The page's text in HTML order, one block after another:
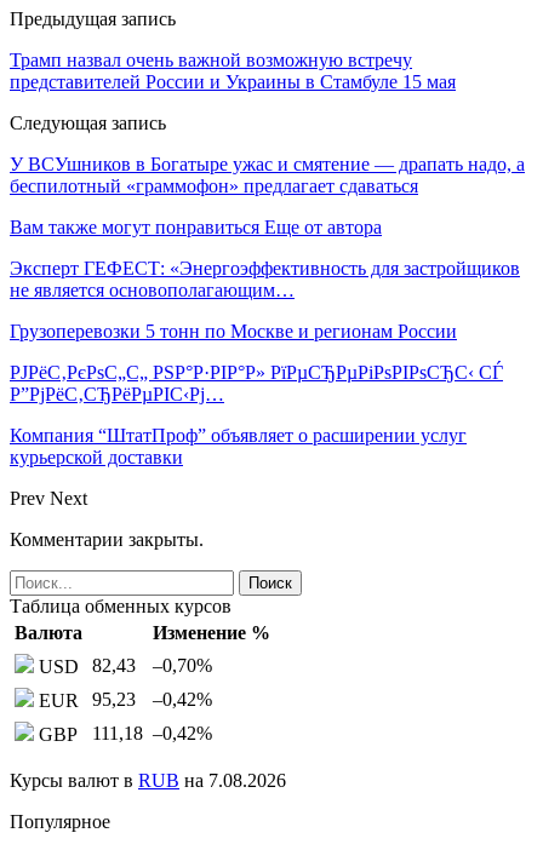
Предыдущая запись
Трамп назвал очень важной возможную встречу
представителей России и Украины в Стамбуле 15 мая
Следующая запись
У ВСУшников в Богатыре ужас и смятение — драпать надо, а
беспилотный «граммофон» предлагает сдаваться
Вам также могут понравиться Еще от автора
Эксперт ГЕФЕСТ: «Энергоэффективность для застройщиков
не является основополагающим…
Грузоперевозки 5 тонн по Москве и регионам России
РЈРёС‚РєРѕС„С„ РЅР°Р·РІР°Р» РїРµСЂРµРіРѕРІРѕСЂС‹ СЃ
Р”РјРёС‚СЂРёРµРІС‹Рј…
Компания “ШтатПроф” объявляет о расширении услуг
курьерской доставки
Prev Next
Комментарии закрыты.
Таблица обменных курсов
Валюта
Изменение %
USD
82,43 –0,70%
EUR
95,23 –0,42%
GBP
111,18 –0,42%
Курсы валют в RUB на 7.08.2026
Популярное